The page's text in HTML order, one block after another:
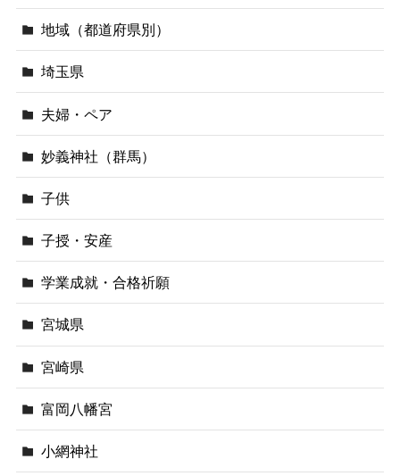
地域（都道府県別）
埼玉県
夫婦・ペア
妙義神社（群馬）
子供
子授・安産
学業成就・合格祈願
宮城県
宮崎県
富岡八幡宮
小網神社